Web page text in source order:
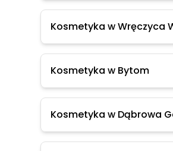
Kosmetyka w Wręczyca
Kosmetyka w Bytom
Kosmetyka w Dąbrowa